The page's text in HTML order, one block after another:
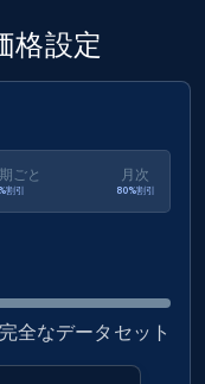
Brand
price
amazon,
格設定
ごと
割引
月次
80%割引
完全なデータセット